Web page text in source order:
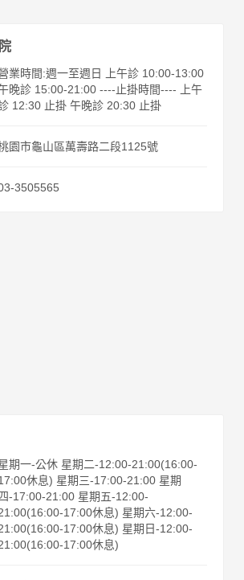
業時間:週一至週日 上午診 10:00-13:00
晚診 15:00-21:00 ----止掛時間---- 上午
12:30 止掛 午晚診 20:30 止掛
園市龜山區萬壽路二段1125號
3505565
期一-公休 星期二-12:00-21:00(16:00-
休息) 星期三-17:00-21:00 星期
四-17:00-21:00 星期五-12:00-
17:00休息) 星期六-12:00-
17:00休息) 星期日-12:00-
17:00休息)